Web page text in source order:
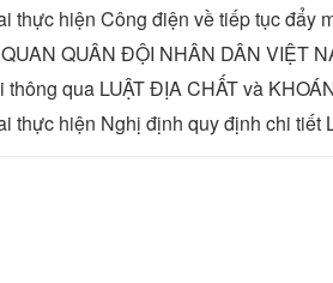
thực hiện Công điện về tiếp tục đẩy
QUAN QUÂN ĐỘI NHÂN DÂN VIỆT
thông qua LUẬT ĐỊA CHẤT và
thực hiện Nghị định quy định chi tiết